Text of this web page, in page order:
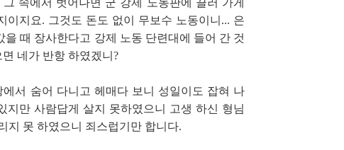
속에서 벗어나면 군 강제 노동판에 끌러 가게
이지요. 그것도 돈도 없이 무보수 노동이니... 은
을 때 장사한다고 강제 노동 단련대에 들어 간 것
네가 반항 하였겠니?
서 숨어 다니고 헤매다 보니 성일이도 잡혀 나
지만 사람답게 살지 못하였으니 고생 하신 형님
지 못 하였으니 죄스럽기만 합니다.